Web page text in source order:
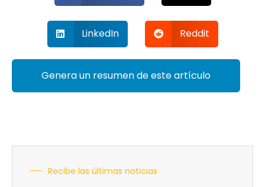
LinkedIn Reddit
Genera un resumen de este artículo
Recibe las últimas noticias